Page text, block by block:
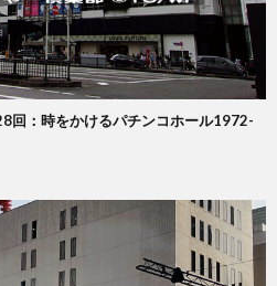
回：時をかけるパチンコホール1972-